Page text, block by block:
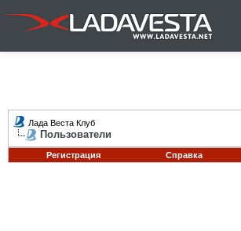
Лада Веста Клуб
Пользователи
Регистрация Справка